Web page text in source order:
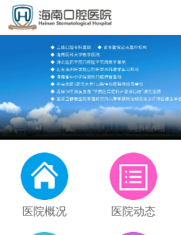
医院概况 医院动态